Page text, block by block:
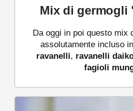
Mix di germogli
Da oggi in poi questo mix
assolutamente incluso
ravanelli, ravanelli
fagioli